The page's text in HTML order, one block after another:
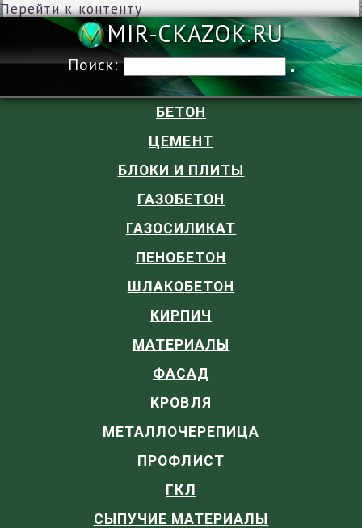
Перейти к контенту
MIR-
Поиск:
БЕТОН
ЦЕМЕНТ
БЛОКИ И ПЛИТЫ
ГАЗОБЕТОН
ГАЗОСИЛИКАТ
ПЕНОБЕТОН
ШЛАКОБЕТОН
КИРПИЧ
МАТЕРИАЛЫ
ФАСАД
КРОВЛЯ
МЕТАЛЛОЧЕРЕПИЦА
ПРОФЛИСТ
ГКЛ
СЫПУЧИЕ МАТЕРИАЛЫ